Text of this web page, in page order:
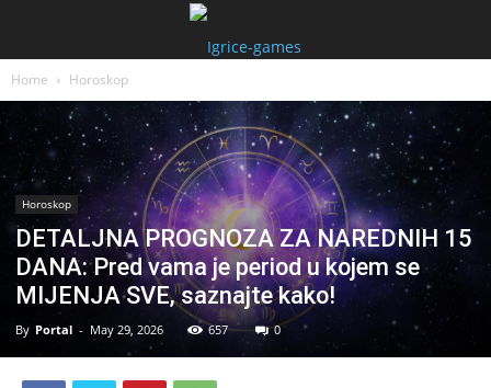
Home Horoskop
Horoskop
DETALJNA PROGNOZA ZA NAREDNIH 15
DANA: Pred vama je period u kojem se
MIJENJA SVE, saznajte kako!
By Portal - May 29, 2026 657 0